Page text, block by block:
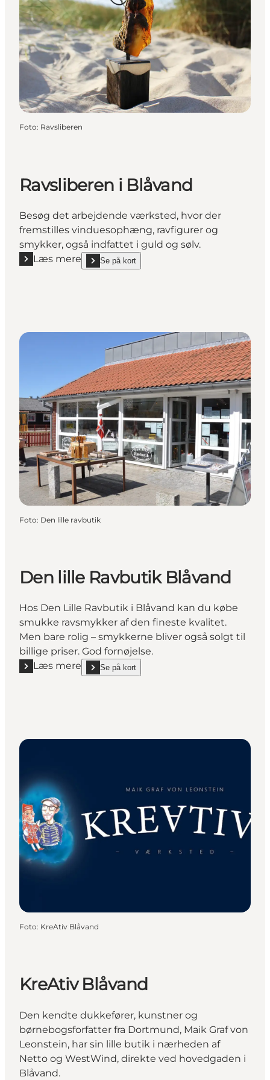
Foto: Ravsliberen
Ravsliberen i Blåvand
Besøg det arbejdende værksted, hvor der
fremstilles vinduesophæng, ravfigurer og
smykker, også indfattet i guld og sølv.
Læs mere
Læs mere "Ravsliberen i Blåvand"
Se på kort
show Ravsliberen i Blåvand on_map
Foto: Den lille ravbutik
Den lille Ravbutik Blåvand
Hos Den Lille Ravbutik i Blåvand kan du købe
smukke ravsmykker af den fineste kvalitet.
Men bare rolig – smykkerne bliver også solgt til
billige priser. God fornøjelse.
Læs mere
Læs mere "Den lille Ravbutik Blåvand"
Se på kort
show Den lille Ravbutik Blåvand on_map
Foto: KreAtiv Blåvand
KreAtiv Blåvand
Den kendte dukkefører, kunstner og
børnebogsforfatter fra Dortmund, Maik Graf von
Leonstein, har sin lille butik i nærheden af
Netto og WestWind, direkte ved hovedgaden i
Blåvand.